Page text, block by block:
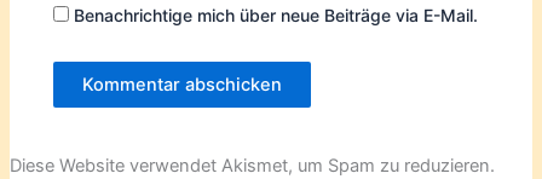
Benachrichtige mich über neue Beiträge via E-Mail.
Diese Website verwendet Akismet, um Spam zu reduzieren.